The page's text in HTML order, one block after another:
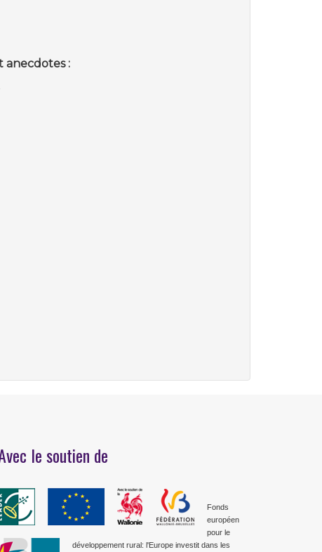
anecdotes :
le soutien de
Fonds
européen
pour le
développement rural: l'Europe investit dans les